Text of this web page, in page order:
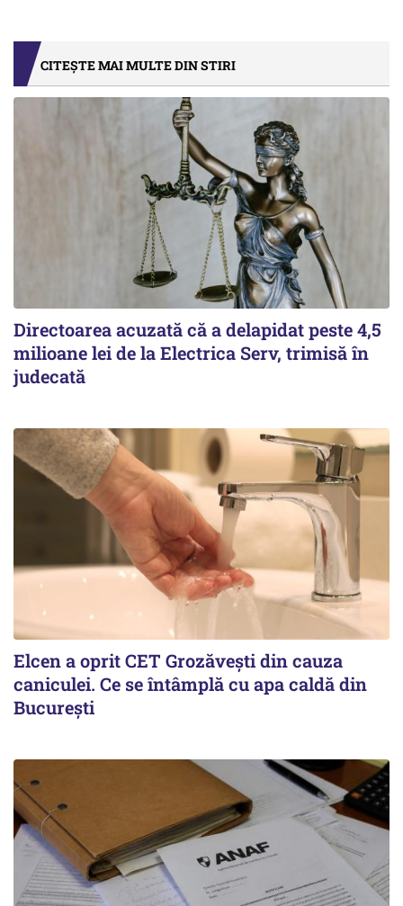
CITEȘTE MAI MULTE DIN STIRI
Directoarea acuzată că a delapidat peste 4,5
milioane lei de la Electrica Serv, trimisă în
judecată
Elcen a oprit CET Grozăvești din cauza
caniculei. Ce se întâmplă cu apa caldă din
București